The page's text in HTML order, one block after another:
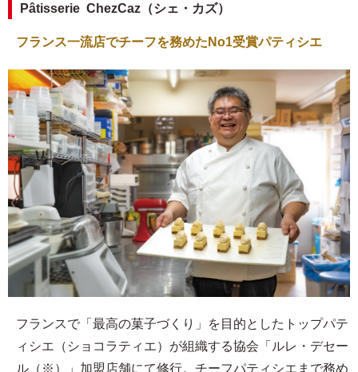
Pâtisserie ChezCaz（シェ・カズ）
フランス一流店でチーフを務めたNo1受賞パティシエ
フランスで「最高の菓子づくり」を目的としたトップパテ
ィシエ（ショコラティエ）が組織する協会「ルレ・デセー
ル（※）」加盟店舗にて修行。チーフパティシエまで務め